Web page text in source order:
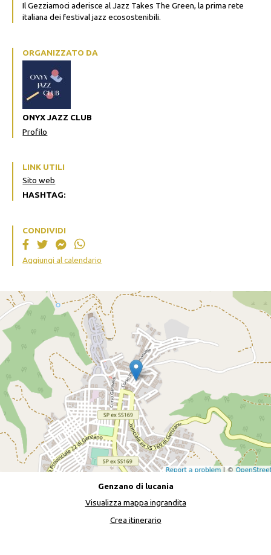
Il Gezziamoci aderisce al Jazz Takes The Green, laprima rete
italiana dei festival jazz ecosostenibili.
ORGANIZZATO DA
ONYX JAZZ CLUB
Profilo
LINK UTILI
Sito web
HASHTAG:
CONDIVIDI
Aggiungi al calendario
Genzano di lucania
Visualizza mappa ingrandita
Crea itinerario